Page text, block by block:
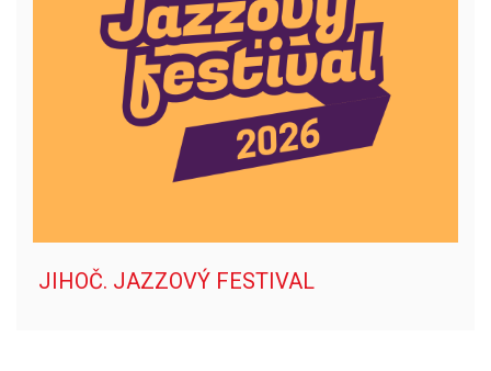
JIHOČ. JAZZOVÝ FESTIVAL